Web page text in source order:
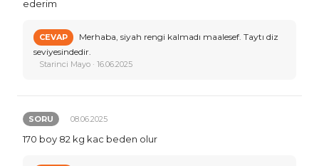
ederim
CEVAP
Merhaba, siyah rengi kalmadı maalesef. Taytı diz
seviyesindedir.
Starinci Mayo · 16.06.2025
SORU 08.06.2025
170 boy 82 kg kac beden olur